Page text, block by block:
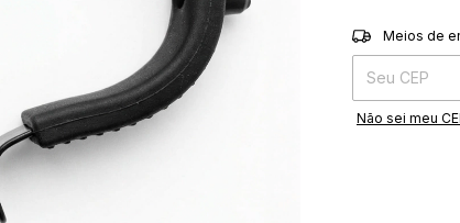
Entregas para o
Meios de
Não sei meu